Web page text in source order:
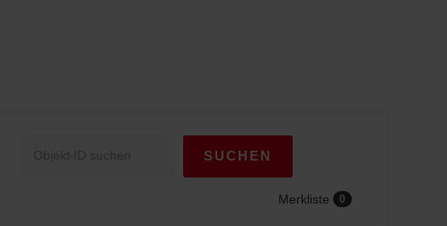
SUCHEN
Merkliste 0